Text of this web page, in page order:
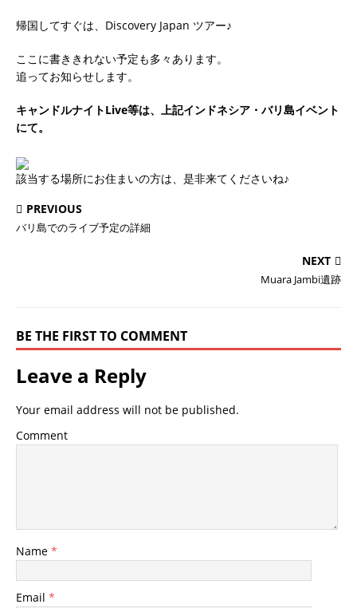
帰国してすぐは、Discovery Japan ツアー♪
ここに書ききれない予定も多々あります。
追ってお知らせします。
キャンドルナイトLive等は、上記インドネシア・バリ島イベント
にて。
該当する場所にお住まいの方は、是非来てくださいね♪
PREVIOUS
バリ島でのライブ予定の詳細
NEXT
Muara Jambi遺跡
BE THE FIRST TO COMMENT
Leave a Reply
Your email address will not be published.
Comment
Name *
Email *